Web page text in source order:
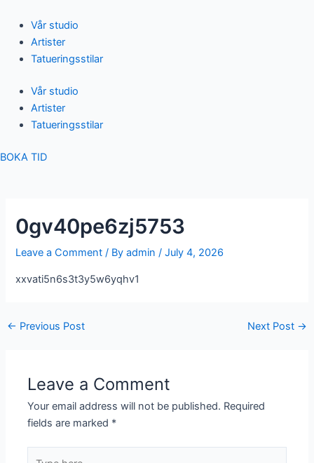
content
Vår studio
Artister
Tatueringsstilar
Vår studio
Artister
Tatueringsstilar
BOKA TID
0gv40pe6zj5753
Leave a Comment / Byadmin/July 4, 2026
xxvati5n6s3t3y5w6yqhv1
navigation
← Previous Post Next Post →
Leave a Comment
Your email address will not be published. Required
fields are marked *